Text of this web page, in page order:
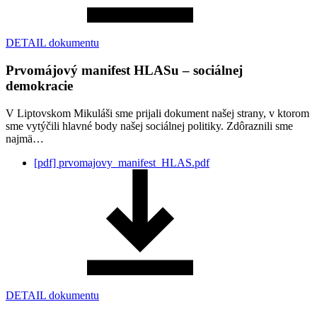
DETAIL dokumentu
Prvomájový manifest HLASu – sociálnej
demokracie
V Liptovskom Mikuláši sme prijali dokument našej strany, v ktorom
sme vytýčili hlavné body našej sociálnej politiky. Zdôraznili sme
najmä…
[pdf] prvomajovy_manifest_HLAS.pdf
DETAIL dokumentu